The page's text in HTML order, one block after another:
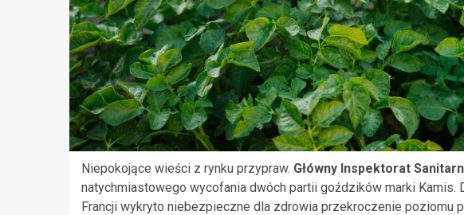
Niepokojące wieści z rynku przypraw. Główny Inspektorat
natychmiastowego wycofania dwóch partii goździków marki Kamis.
Francji wykryto niebezpieczne dla zdrowia przekroczenie poziomu